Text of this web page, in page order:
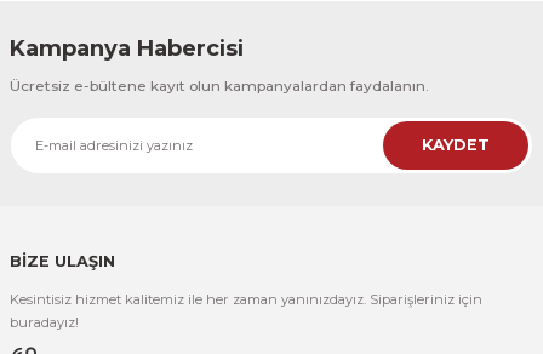
Evinemoda
Vincent Van Gogh Temalı 3 Parça Ahşap Çerçeveli Tablo ACT
1.000,00 TL ÜRÜNÜ İNCELE
800,00 TL
Kampanya Habercisi
Ücretsiz e-bültene kayıt olun kampanyalardan faydalanın.
KAYDET
BİZE ULAŞIN
Kesintisiz hizmet kalitemiz ile her zaman yanınızdayız. Siparişleriniz için
buradayız!